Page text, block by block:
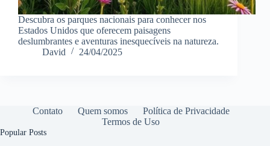
Descubra os parques nacionais para conhecer nos
Estados Unidos que oferecem paisagens
deslumbrantes e aventuras inesquecíveis na natureza.
David
24/04/2025
Contato Quem somos
Política de Privacidade
Termos de Uso
Popular Posts